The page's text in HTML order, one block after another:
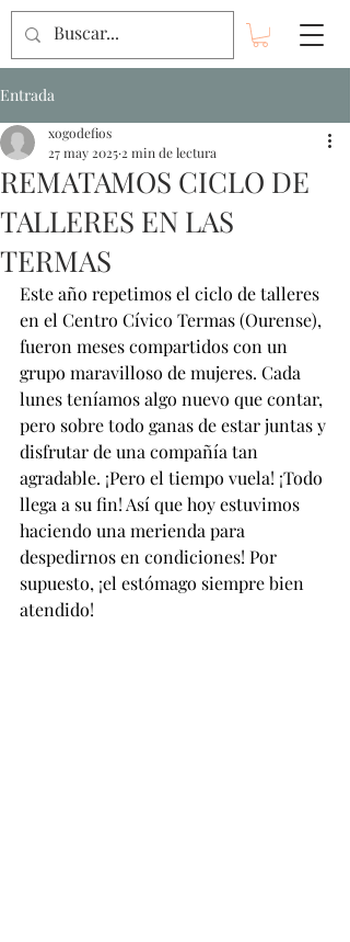
Entrada
REMATAMOS CICLO DE
TALLERES EN LAS
TERMAS
xogodefios
27 may 2025 2 min de lectura
Este año repetimos el ciclo de talleres
en el Centro Cívico Termas (Ourense),
fueron meses compartidos con un
grupo maravilloso de mujeres. Cada
lunes teníamos algo nuevo que contar,
pero sobre todo ganas de estar juntas y
disfrutar de una compañía tan
agradable. ¡Pero el tiempo vuela! ¡Todo
llega a su fin! Así que hoy estuvimos
haciendo una merienda para
despedirnos en condiciones! Por
supuesto, ¡el estómago siempre bien
atendido!